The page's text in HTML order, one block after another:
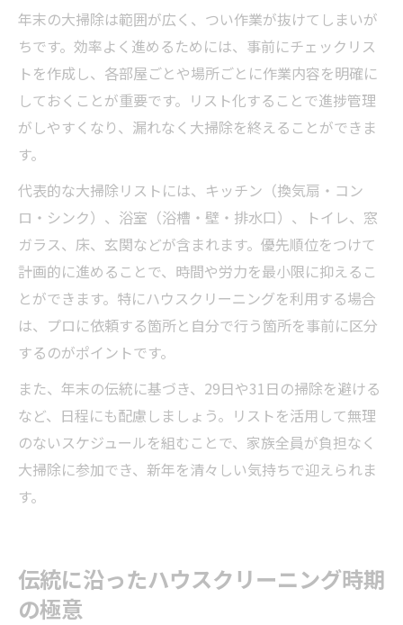
年末の大掃除は範囲が広く、つい作業が抜けてしまいが
ちです。効率よく進めるためには、事前にチェックリス
トを作成し、各部屋ごとや場所ごとに作業内容を明確に
しておくことが重要です。リスト化することで進捗管理
がしやすくなり、漏れなく大掃除を終えることができま
す。
代表的な大掃除リストには、キッチン（換気扇・コン
ロ・シンク）、浴室（浴槽・壁・排水口）、トイレ、窓
ガラス、床、玄関などが含まれます。優先順位をつけて
計画的に進めることで、時間や労力を最小限に抑えるこ
とができます。特にハウスクリーニングを利用する場合
は、プロに依頼する箇所と自分で行う箇所を事前に区分
するのがポイントです。
また、年末の伝統に基づき、29日や31日の掃除を避ける
など、日程にも配慮しましょう。リストを活用して無理
のないスケジュールを組むことで、家族全員が負担なく
大掃除に参加でき、新年を清々しい気持ちで迎えられま
す。
伝統に沿ったハウスクリーニング時期
の極意